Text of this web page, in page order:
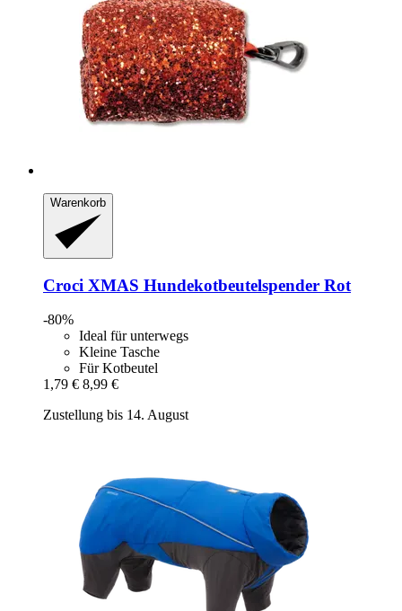
Warenkorb
Croci XMAS Hundekotbeutelspender Rot
-80%
Ideal für unterwegs
Kleine Tasche
Für Kotbeutel
1,79 € 8,99 €
Zustellung bis 14. August